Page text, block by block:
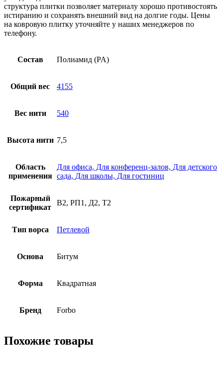
структура плитки позволяет материалу хорошо противостоять
истиранию и сохранять внешний вид на долгие годы. Цены
на ковровую плитку уточняйте у наших менеджеров по
телефону.
Состав Полиамид (PA)
Общий вес 4155
Вес нити 540
Высота нити 7,5
Область
применения
Для офиса, Для конференц-залов, Для детского
сада, Для школы, Для гостиниц
Пожарный
сертификат
В2, РП1, Д2, Т2
Тип ворса Петлевой
Основа Битум
Форма Квадратная
Бренд Forbo
Похожие товары